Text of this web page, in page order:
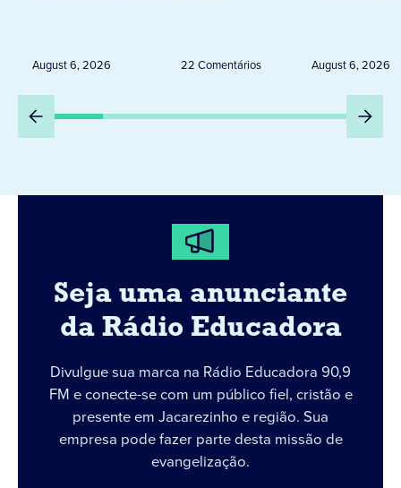
Peru
August 6, 2026 22 Comentários
DESTA
August 6, 2026
Seja uma anunciante
da Rádio Educadora
Divulgue sua marca na Rádio Educadora 90,9
FM e conecte-se com um público fiel, cristão e
presente em Jacarezinho e região. Sua
empresa pode fazer parte desta missão de
evangelização.